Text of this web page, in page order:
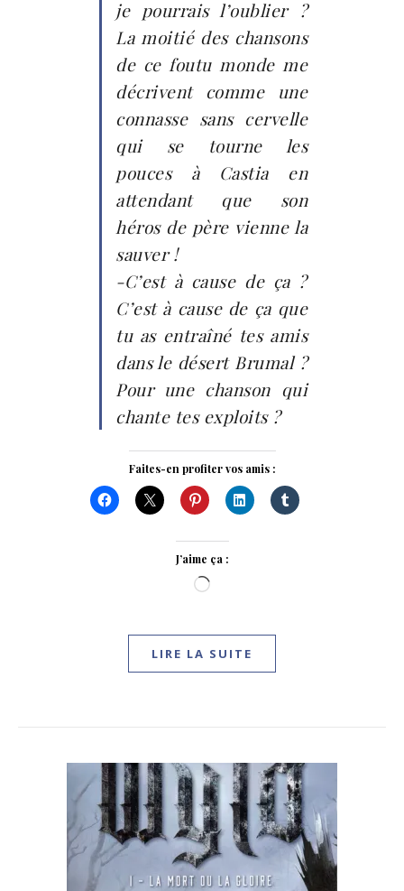
je pourrais l’oublier ?
La moitié des chansons
de ce foutu monde me
décrivent comme une
connasse sans cervelle
qui se tourne les
pouces à Castia en
attendant que son
héros de père vienne la
sauver !
-C’est à cause de ça ?
C’est à cause de ça que
tu as entraîné tes amis
dans le désert Brumal ?
Pour une chanson qui
chante tes exploits ?
Faites-en profiter vos amis :
J’aime ça :
Chargement…
LIRE LA SUITE